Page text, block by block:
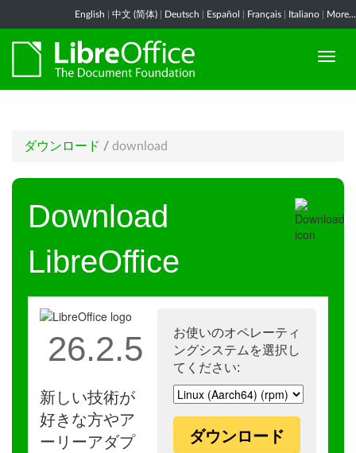
English 中文 (简体) Deutsch Español Français Italiano More...
ダウンロード / download
Download
LibreOffice
お使いのオペレーティ
ングシステムを選択し
てください:
ダウンロード
26.2.5
新しい技術が
好きな方やア
ーリーアダプ